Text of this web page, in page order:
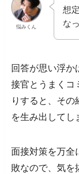
悩みくん
想
な
回答が思い浮か
接官とうまくコ
りすると、 その
を生み出してし
面接対策を万全
敗なので、気を